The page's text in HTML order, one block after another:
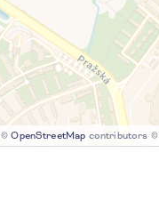
©OpenStreetMap contributors ©